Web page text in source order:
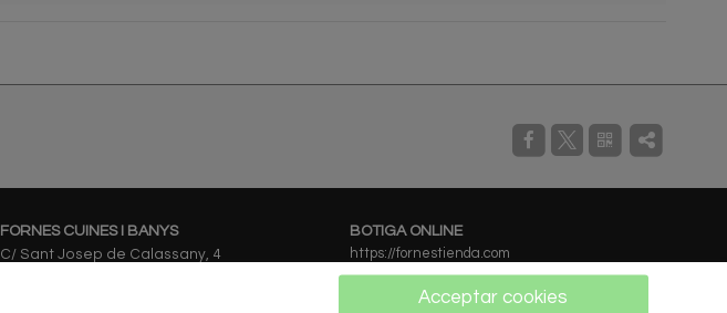
FORNES CUINES I BANYS
C/ Sant Josep de Calassany, 4
BOTIGA ONLINE
https://fornestienda.com
Acceptar cookies